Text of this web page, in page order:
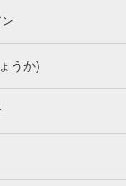
うか)